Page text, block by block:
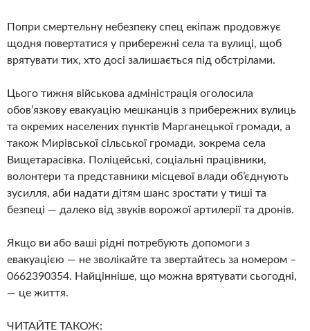
Попри смертельну небезпеку спец екіпаж продовжує
щодня повертатися у прибережні села та вулиці, щоб
врятувати тих, хто досі залишається під обстрілами.
Цього тижня військова адміністрація оголосила
обов’язкову евакуацію мешканців з прибережних вулиць
та окремих населених пунктів Марганецької громади, а
також Мирівської сільської громади, зокрема села
Вищетарасівка. Поліцейські, соціальні працівники,
волонтери та представники місцевої влади об’єднують
зусилля, аби надати дітям шанс зростати у тиші та
безпеці — далеко від звуків ворожої артилерії та дронів.
Якщо ви або ваші рідні потребують допомоги з
евакуацією — не зволікайте та звертайтесь за номером –
0662390354. Найцінніше, що можна врятувати сьогодні,
— це життя.
ЧИТАЙТЕ ТАКОЖ: